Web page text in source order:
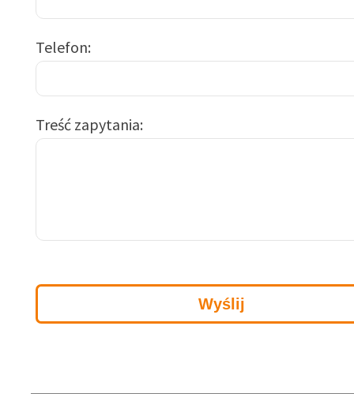
Telefon
Treść zapytania